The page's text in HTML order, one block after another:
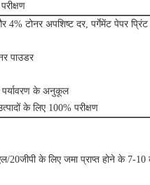
4% टोनर अपशिष्ट दर, पर्गेमेंट पेपर
पाउडर
पर्यावरण के अनुकूल
के लिए 100% परीक्षण
के लिए जमा प्राप्त होने के 7-10